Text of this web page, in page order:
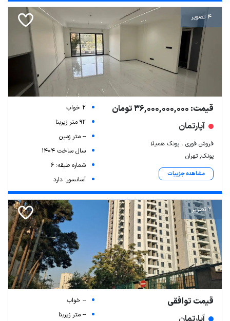
4 تصویر
قیمت: 36,000,000,000 تومان
آپارتمان
فروش فوری ، پونک همیلا
پونک, تهران
مشاهده جزییات
2 خواب
92 متر زیربنا
-- متر زمین
سال ساخت 1404
شماره طبقه: 6
آسانسور: دارد
2 تصویر
قیمت توافقی
-- خواب
-- متر زیربنا